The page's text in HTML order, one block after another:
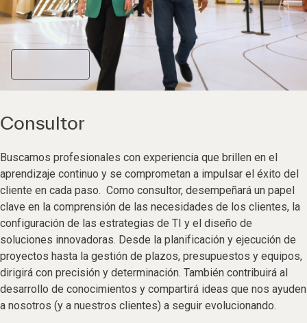
Consultor
Buscamos profesionales con experiencia que brillen en el
aprendizaje continuo y se comprometan a impulsar el éxito del
cliente en cada paso. Como consultor, desempeñará un papel
clave en la comprensión de las necesidades de los clientes, la
configuración de las estrategias de TI y el diseño de
soluciones innovadoras. Desde la planificación y ejecución de
proyectos hasta la gestión de plazos, presupuestos y equipos,
dirigirá con precisión y determinación. También contribuirá al
desarrollo de conocimientos y compartirá ideas que nos ayuden
a nosotros (y a nuestros clientes) a seguir evolucionando.